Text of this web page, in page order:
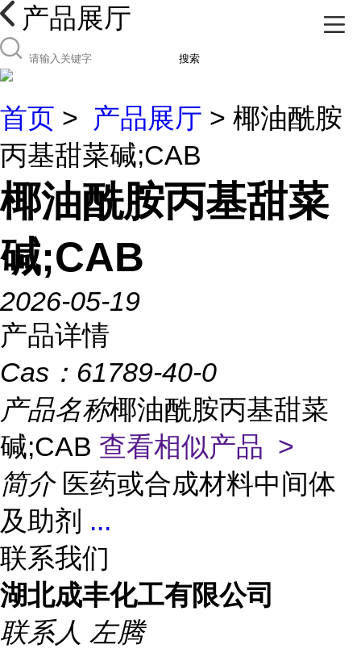
产品展厅
搜索
首页 > 产品展厅 > 椰油酰胺
丙基甜菜碱;CAB
椰油酰胺丙基甜菜
碱;CAB
2026-05-19
产品详情
Cas： 61789-40-0
产品名称椰油酰胺丙基甜菜
碱;CAB 查看相似产品 >
简介 医药或合成材料中间体
及助剂 ...
联系我们
湖北成丰化工有限公司
联系人 左腾